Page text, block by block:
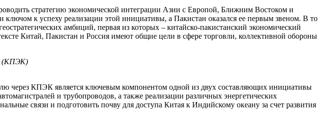
стратегию экономической интеграции Азии с Европой, Ближним Востоком и
к успеху реализации этой инициативы, а Пакистан оказался ее первым звеном. В то
амбиций, первая из которых – китайско-пакистанский экономический
Китай, Пакистан и Россия имеют общие цели в сфере торговли, коллективной обороны
(КПЭК)
через КПЭК является ключевым компонентом одной из двух составляющих инициативы
и трубопроводов, а также реализации различных энергетических
связи и подготовить почву для доступа Китая к Индийскому океану за счет развития